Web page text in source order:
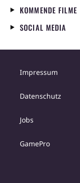
KOMMENDE FILME
SOCIAL MEDIA
Impressum
Datenschutz
Jobs
GamePro